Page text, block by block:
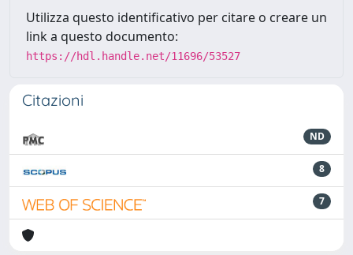
Utilizza questo identificativo per citare o creare un
link a questo documento:
https://hdl.handle.net/11696/53527
Citazioni
ND
8
7